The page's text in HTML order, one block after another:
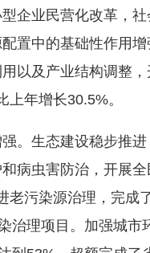
企业民营化改革，
置中的基础性作用
以及产业结构调整
年增长30.5%。
生态建设稳步推进
病虫害防治，开展
老污染源治理，完
治理项目。加强城